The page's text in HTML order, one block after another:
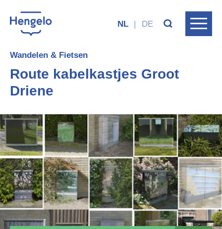
NL | DE
Wandelen & Fietsen
Route kabelkastjes Groot
Driene